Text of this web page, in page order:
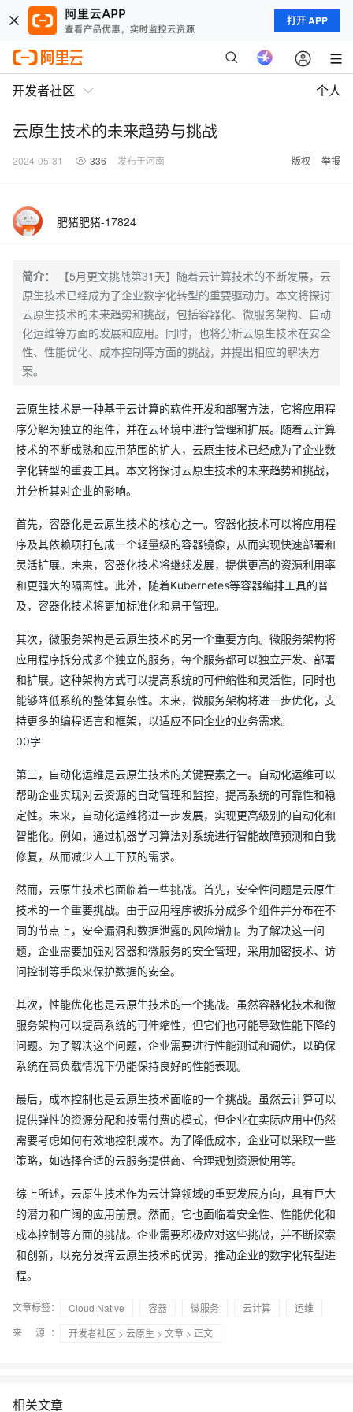
打开 APP
开发者社区 个人
云原生技术的未来趋势与挑战
2024-05-31 336 发布于河南 版权 举报
肥猪肥猪-17824
简介：
【5月更文挑战第31天】随着云计算技术的不断发展，云
原生技术已经成为了企业数字化转型的重要驱动力。本文将探讨
云原生技术的未来趋势和挑战，包括容器化、微服务架构、自动
化运维等方面的发展和应用。同时，也将分析云原生技术在安全
性、性能优化、成本控制等方面的挑战，并提出相应的解决方
案。
云原生技术是一种基于云计算的软件开发和部署方法，它将应用程
序分解为独立的组件，并在云环境中进行管理和扩展。随着云计算
技术的不断成熟和应用范围的扩大，云原生技术已经成为了企业数
字化转型的重要工具。本文将探讨云原生技术的未来趋势和挑战，
并分析其对企业的影响。
首先，容器化是云原生技术的核心之一。容器化技术可以将应用程
序及其依赖项打包成一个轻量级的容器镜像，从而实现快速部署和
灵活扩展。未来，容器化技术将继续发展，提供更高的资源利用率
和更强大的隔离性。此外，随着Kubernetes等容器编排工具的普
及，容器化技术将更加标准化和易于管理。
其次，微服务架构是云原生技术的另一个重要方向。微服务架构将
应用程序拆分成多个独立的服务，每个服务都可以独立开发、部署
和扩展。这种架构方式可以提高系统的可伸缩性和灵活性，同时也
能够降低系统的整体复杂性。未来，微服务架构将进一步优化，支
持更多的编程语言和框架，以适应不同企业的业务需求。
00字
第三，自动化运维是云原生技术的关键要素之一。自动化运维可以
帮助企业实现对云资源的自动管理和监控，提高系统的可靠性和稳
定性。未来，自动化运维将进一步发展，实现更高级别的自动化和
智能化。例如，通过机器学习算法对系统进行智能故障预测和自我
修复，从而减少人工干预的需求。
然而，云原生技术也面临着一些挑战。首先，安全性问题是云原生
技术的一个重要挑战。由于应用程序被拆分成多个组件并分布在不
同的节点上，安全漏洞和数据泄露的风险增加。为了解决这一问
题，企业需要加强对容器和微服务的安全管理，采用加密技术、访
问控制等手段来保护数据的安全。
其次，性能优化也是云原生技术的一个挑战。虽然容器化技术和微
服务架构可以提高系统的可伸缩性，但它们也可能导致性能下降的
问题。为了解决这个问题，企业需要进行性能测试和调优，以确保
系统在高负载情况下仍能保持良好的性能表现。
最后，成本控制也是云原生技术面临的一个挑战。虽然云计算可以
提供弹性的资源分配和按需付费的模式，但企业在实际应用中仍然
需要考虑如何有效地控制成本。为了降低成本，企业可以采取一些
策略，如选择合适的云服务提供商、合理规划资源使用等。
综上所述，云原生技术作为云计算领域的重要发展方向，具有巨大
的潜力和广阔的应用前景。然而，它也面临着安全性、性能优化和
成本控制等方面的挑战。企业需要积极应对这些挑战，并不断探索
和创新，以充分发挥云原生技术的优势，推动企业的数字化转型进
程。
文章标签： Cloud Native 容器 微服务 云计算
运维
来 源：
开发者社区 > 云原生 > 文章 > 正文
相关文章